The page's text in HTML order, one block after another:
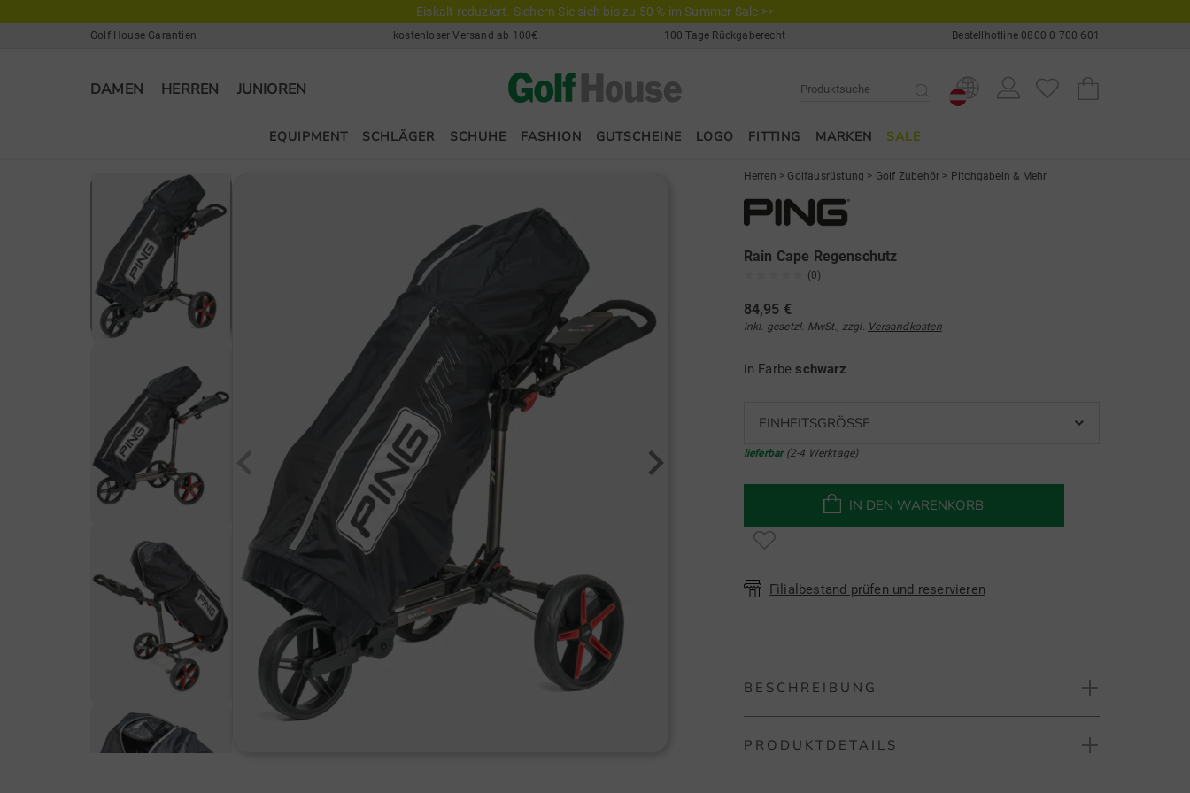
Eiskalt reduziert. Sichern Sie sich bis zu 50 % im Summer Sale >>
Golf House Garantien kostenloser Versand ab 100€ 100 Tage Rückgaberecht Bestellhotline 0800 0 700 601
DAMEN HERREN JUNIOREN
EQUIPMENT SCHLÄGER SCHUHE FASHION GUTSCHEINE LOGO FITTING MARKEN SALE
Herren > Golfausrüstung > Golf Zubehör > Pitchgabeln & Mehr
Rain Cape Regenschutz
(0)
84,95 €
inkl. gesetzl. MwSt., zzgl. Versandkosten
in Farbe schwarz
EINHEITSGRÖSSE
lieferbar(2-4 Werktage)
IN DEN WARENKORB
Filialbestand prüfen und reservieren
BESCHREIBUNG
Ping Rain Cape Regenschutz
PRODUKTDETAILS